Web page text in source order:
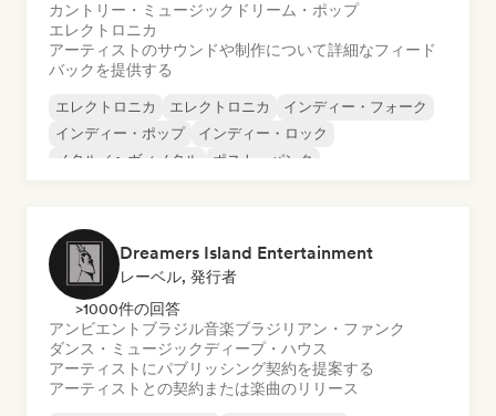
カントリー・ミュージック ドリーム・ポップ
エレクトロニカ
アーティストのサウンドや制作について詳細なフィード
バックを提供する
エレクトロニカ エレクトロニカ
インディー・フォーク
インディー・ポップ
インディー・ロック
メタル／ヘヴィメタル
ポスト・パンク
Dreamers Island Entertainment
レーベル, 発行者
>1000件の回答
アンビエント ブラジル音楽ブラジリアン・ファンク
ダンス・ミュージックディープ・ハウス
アーティストにパブリッシング契約を提案する
アーティストとの契約または楽曲のリリース